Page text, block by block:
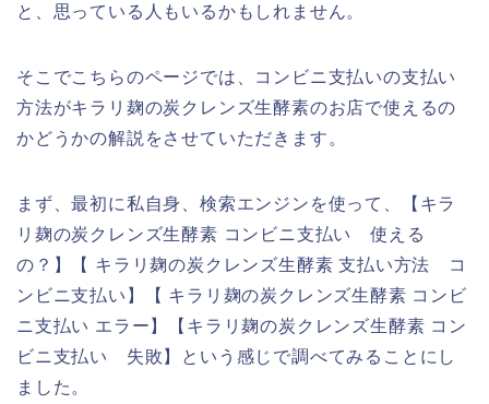
と、思っている人もいるかもしれません。
そこでこちらのページでは、コンビニ支払いの支払い
方法がキラリ麹の炭クレンズ生酵素のお店で使えるの
かどうかの解説をさせていただきます。
まず、最初に私自身、検索エンジンを使って、【キラ
リ麹の炭クレンズ生酵素 コンビニ支払い 使える
の？】【 キラリ麹の炭クレンズ生酵素 支払い方法 コ
ンビニ支払い】【 キラリ麹の炭クレンズ生酵素 コンビ
ニ支払い エラー】【キラリ麹の炭クレンズ生酵素 コン
ビニ支払い 失敗】という感じで調べてみることにし
ました。